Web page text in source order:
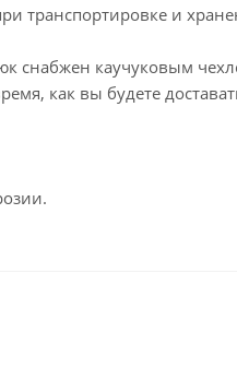
транспортировке и
снабжен каучуковым
как вы будете